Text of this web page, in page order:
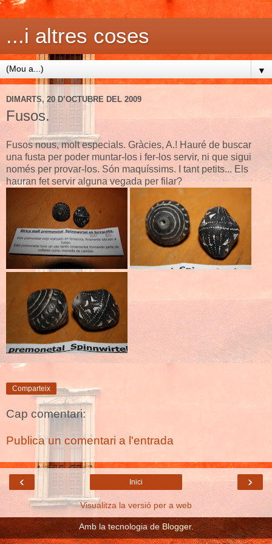
...i altres coses
▼
DIMARTS, 20 D’OCTUBRE DEL 2009
Fusos.
Fusos nous, molt especials. Gràcies, A.! Hauré de buscar
una fusta per poder muntar-los i fer-los servir, ni que sigui
només per provar-los. Són maquíssims. I tant petits... Els
hauran fet servir alguna vegada per filar?
Comparteix
Cap comentari:
Publica un comentari a l'entrada
‹ ›
Inici
Visualitza la versió per a web
Amb la tecnologia deBlogger.